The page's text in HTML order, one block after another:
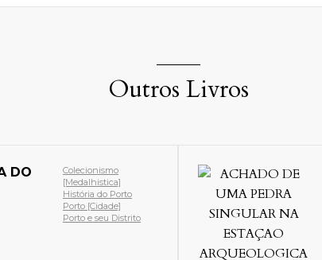
Outros Livros
DE UMA PEDRA
NA ESTAÇAO
DE NUMAO
(J. A. Pinto)
Arqueologia [Ciências
Ciências Sociais
Freixo de Numão
[Guarda]
Guarda e seu Distrito
Monografia Local